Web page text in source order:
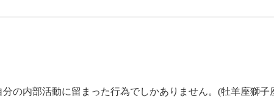
の内部活動に留まった行為でしかありません。(牡羊座獅子